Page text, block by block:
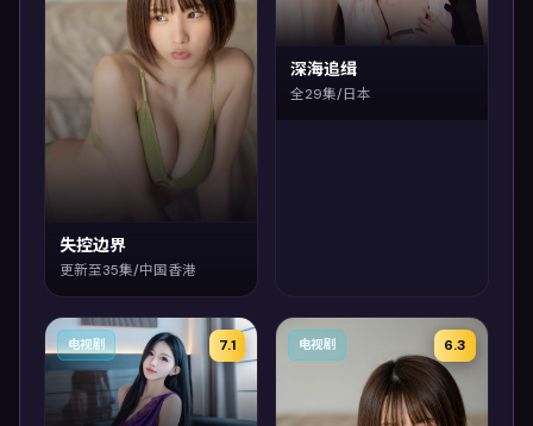
失控边界
更新至35集/中国香港
深海追缉
全29集/日本
7.1
电视剧 6.3
电视剧